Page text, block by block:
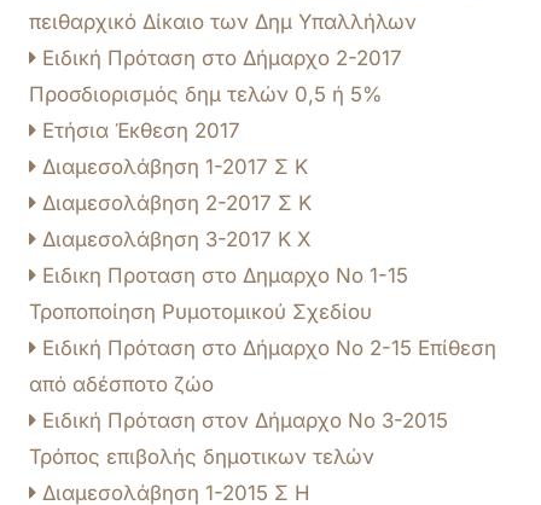
πειθαρχικό Δίκαιο των Δημ Υπαλλήλων
Ειδική Πρόταση στο Δήμαρχο 2-2017
Προσδιορισμός δημ τελών 0,5 ή 5%
Ετήσια Έκθεση 2017
Διαμεσολάβηση 1-2017 Σ Κ
Διαμεσολάβηση 2-2017 Σ Κ
Διαμεσολάβηση 3-2017 Κ Χ
Ειδικη Προταση στο Δημαρχο No 1-15
Τροποποίηση Ρυμοτομικού Σχεδίου
Ειδική Πρόταση στο Δήμαρχο Νο 2-15 Επίθεση
από αδέσποτο ζώο
Ειδική Πρόταση στον Δήμαρχο Νο 3-2015
Τρόπος επιβολής δημοτικων τελών
Διαμεσολάβηση 1-2015 Σ Η